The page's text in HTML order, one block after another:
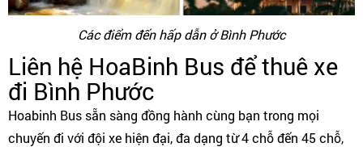
Các điểm đến hấp dẫn ở Bình Phước
Liên hệ HoaBinh Bus để thuê xe
đi Bình Phước
Hoabinh Bus sẵn sàng đồng hành cùng bạn trong mọi
chuyến đi với đội xe hiện đại, đa dạng từ 4 chỗ đến 45 chỗ,